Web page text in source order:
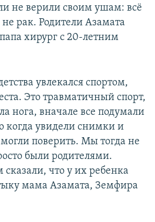
не верили своим ушам: всё
не рак. Родители Азамата
хирург с 20-летним
увлекался спортом,
Это травматичный спорт,
нога, вначале все подумали
когда увидели снимки и
поверить. Мы тогда не
были родителями.
что у их ребенка
мама Азамата, Земфира